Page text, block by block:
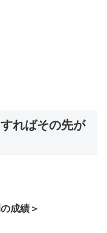
ればその先が
成績＞